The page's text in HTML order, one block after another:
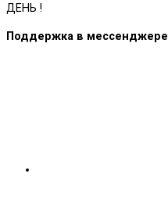
ДЕНЬ !
Поддержка в мессенджере